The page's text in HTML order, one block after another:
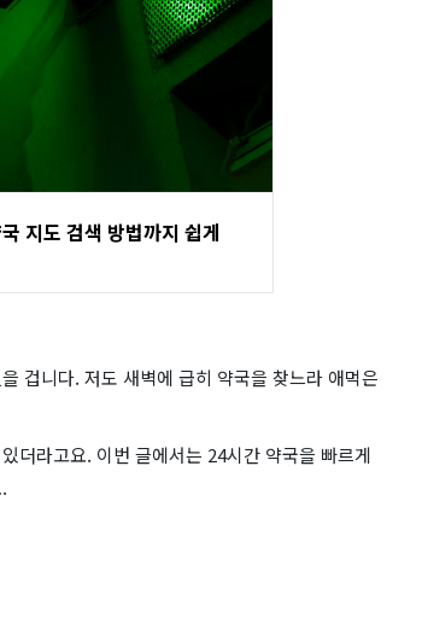
지도 검색 방법까지 쉽게
겁니다. 저도 새벽에 급히 약국을 찾느라 애먹은
더라고요. 이번 글에서는 24시간 약국을 빠르게